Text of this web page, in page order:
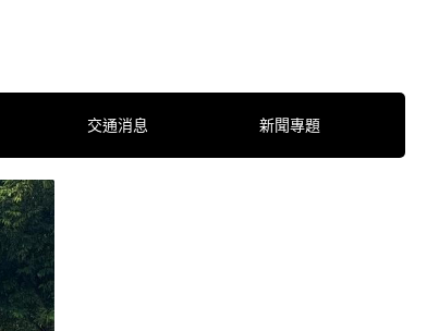
交通消息 新聞專題